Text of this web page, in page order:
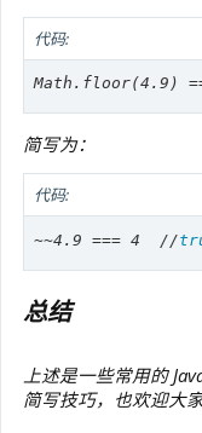
代码:
Math. floor(4.9 )
简写为：
代码:
~~4.9 === 4  //
总结
上述是一些常用的
简写技巧，也欢迎大家